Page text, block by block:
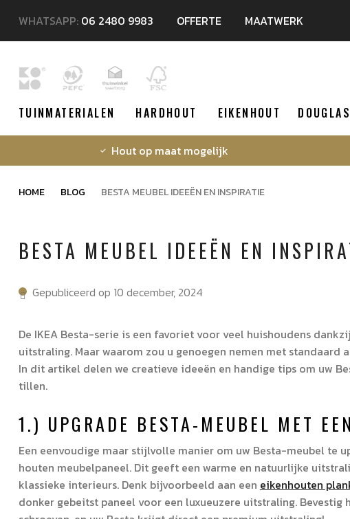
WHATSAPP: 06 2480 9983 OFFERTE MAATWERK
TUINMATERIALEN HARDHOUT EIKENHOUT DOUGLAS
Hout op maat mogelijk
HOME BLOG BESTA MEUBEL IDEEËN EN INSPIRATIE
BESTA MEUBEL IDEEËN EN
Gepubliceerd op 10 december, 2024
De IKEA Besta-serie is een favoriet voor veel huishoudens
uitstraling. Maar waarom zou u genoegen nemen met standaard
In dit artikel delen we creatieve ideeën en handige tips om uw
tillen.
1.) UPGRADE BESTA-MEUBEL MET
Een eenvoudige maar stijlvolle manier om uw Besta-meubel te
houten meubelpaneel. Dit geeft een warme en natuurlijke
klassieke interieurs. Denk bijvoorbeeld aan een eikenhouten
donker gebeitst paneel voor een luxueuzere uitstraling.